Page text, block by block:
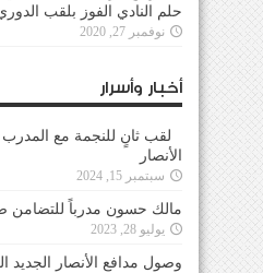
حلم النادي الفوز بلقب
نوفمبر 27, 2020
أخبار وأسرار
لقب ثانٍ للنجمة مع
الأنصار
سبتمبر 15, 2024
مالك حسون مدرباً للتضامن
يوليو 28, 2023
وصول مدافع الأنصار الجديد